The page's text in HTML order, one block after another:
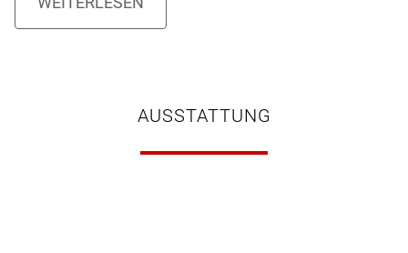
AUSSTATTUNG